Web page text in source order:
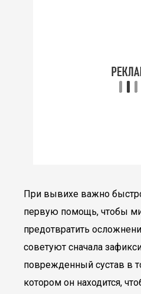
При вывихе важно
первую помощь, чтобы
предотвратить
советуют сначала
поврежденный сустав в
котором он находится,